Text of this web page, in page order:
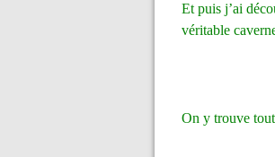
Et puis j’ai
véritable
On y trouve